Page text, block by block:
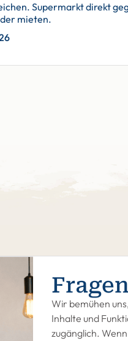
Supermarkt direkt
mieten.
Wir bemühen
Inhalte und
zugänglich.